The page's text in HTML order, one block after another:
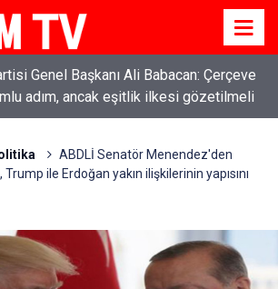
Genel Başkanı Ali Babacan: Çerçeve
adım, ancak eşitlik ilkesi gözetilmeli
ABDLİ Senatör Menendez'den
ile Erdoğan yakın ilişkilerinin yapısını